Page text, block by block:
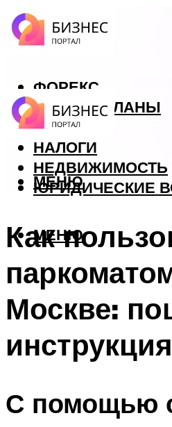
ФОРЕКС
БИЗНЕС ПЛАНЫ
КРЕДИТЫ
НАЛОГИ
НЕДВИЖИМОСТЬ
ЮРИДИЧЕСКИЕ
МЕНЮ
МЕНЮ
Как
Москве:
инструкция
С помощью